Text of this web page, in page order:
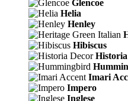
Glencoe
Helia
Henley
Hibiscus
Imari
Impero
Inglese